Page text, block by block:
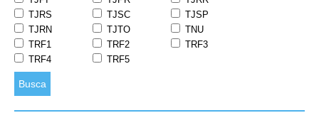
TJRS
TJSC
TJSP
TJRN
TJTO
TNU
TRF1
TRF2
TRF3
TRF4
TRF5
Busca